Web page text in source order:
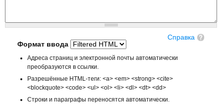
Справка
Формат ввода
Адреса страниц и электронной почты автоматически
преобразуются в ссылки.
Разрешённые HTML-теги: <a> <em> <strong> <cite>
<blockquote> <code> <ul> <ol> <li> <dl> <dt> <dd>
Строки и параграфы переносятся автоматически.